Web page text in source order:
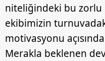
niteliğindeki bu zorlu
ekibimizin
motivasyonu
Merakla beklenen